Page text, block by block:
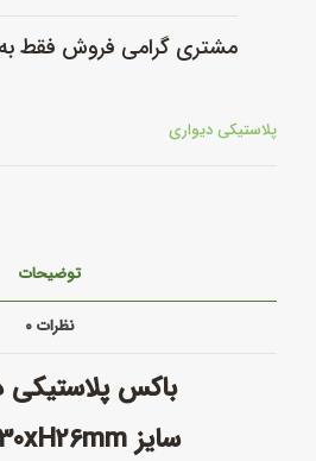
مشتری گرامی فروش فقط
پلاستیکی دیواری
توضیحات
نظرات۰
باکس پلاستیکی
سایز L60×W30xH26mm